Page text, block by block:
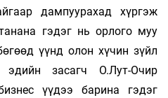
дампуурахад хүргэж
гэдэг нь орлого муу
үүнд олон хүчин зүйл
засагч О.Лут-Очир
үүдээ барина гэдэг